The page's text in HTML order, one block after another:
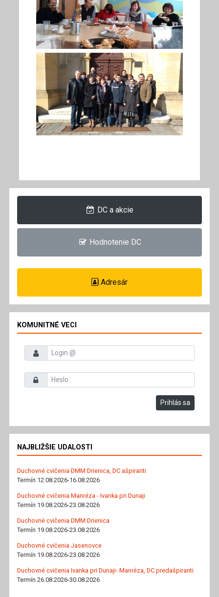
DC a akcie
Hodnotenie DC
Adresár
KOMUNITNÉ VECI
Prihlasovacie meno
Heslo
Prihlás sa
NAJBLIŽŠIE UDALOSTI
Duchovné cvičenia DMM Drienica, DC ašpiranti
Termín 12.08.2026-16.08.2026
Duchovné cvičenia Manréza - Ivanka pri Dunaji
Termín 19.08.2026-23.08.2026
Duchovné cvičenia DMM Drienica
Termín 19.08.2026-23.08.2026
Duchovné cvičenia Jasenovce
Termín 19.08.2026-23.08.2026
Duchovné cvičenia Ivanka pri Dunaji- Manréza, DC predašpiranti
Termín 26.08.2026-30.08.2026